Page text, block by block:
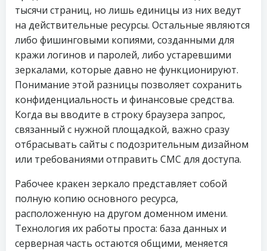
тысячи страниц, но лишь единицы из них ведут
на действительные ресурсы. Остальные являются
либо фишинговыми копиями, созданными для
кражи логинов и паролей, либо устаревшими
зеркалами, которые давно не функционируют.
Понимание этой разницы позволяет сохранить
конфиденциальность и финансовые средства.
Когда вы вводите в строку браузера запрос,
связанный с нужной площадкой, важно сразу
отбрасывать сайты с подозрительным дизайном
или требованиями отправить СМС для доступа.
Рабочее кракен зеркало представляет собой
полную копию основного ресурса,
расположенную на другом доменном имени.
Технология их работы проста: база данных и
серверная часть остаются общими, меняется